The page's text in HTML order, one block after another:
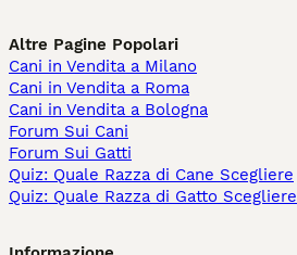
Altre Pagine Popolari
Cani in Vendita a Milano
Cani in Vendita a Roma
Cani in Vendita a Bologna
Forum Sui Cani
Forum Sui Gatti
Quiz: Quale Razza di Cane Scegliere
Quiz: Quale Razza di Gatto Scegliere